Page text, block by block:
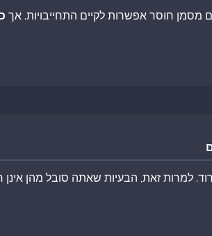
מסמן חוסר אפשרות לקיים התחייבויות. אך
למרות זאת, הבעיות שאתה סובל מהן אינן